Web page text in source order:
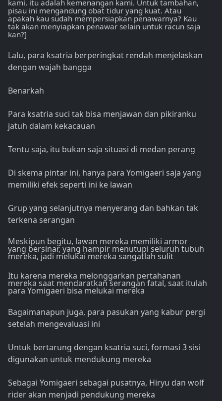
kami, itu adalah kemenangan kami. Untuk tambahan,
pisau ini mengandung obat tidur yang kuat. Atau
apakah kau sudah mempersiapkan penawarnya? Kau
tak akan menyiapkan penawar selain untuk racun saja
kan?]
Lalu, para ksatria berperingkat rendah menjelaskan
dengan wajah bangga
Benarkah
Para ksatria suci tak bisa menjawan dan pikiranku
jatuh dalam kekacauan
Tentu saja, itu bukan saja situasi di medan perang
Di skema pintar ini, hanya para Yomigaeri saja yang
memiliki efek seperti ini ke lawan
Grup yang selanjutnya menyerang dan bahkan tak
terkena serangan
Meskipun begitu, lawan mereka memiliki armor
yang bersinar, yang hampir menutupi seluruh tubuh
mereka, jadi melukai mereka sangatlah sulit
Itu karena mereka melonggarkan pertahanan
mereka saat mendaratkan serangan fatal, saat itulah
para Yomigaeri bisa melukai mereka
Bagaimanapun juga, para pasukan yang kabur pergi
setelah mengevaluasi ini
Untuk bertarung dengan ksatria suci, formasi 3 sisi
digunakan untuk mendukung mereka
Sebagai Yomigaeri sebagai pusatnya, Hiryu dan wolf
rider akan menjadi pendukung mereka